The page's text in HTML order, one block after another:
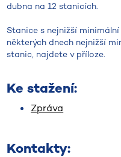
dubna na 12 stanicích.
Stanice s nejnižší
některých dnech nejnižší
stanic, najdete v příloze.
Ke stažení:
Zpráva
Kontakty: